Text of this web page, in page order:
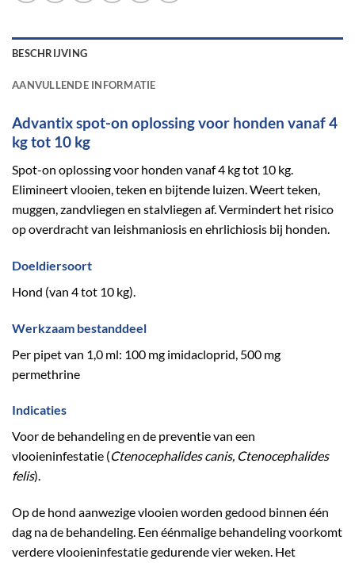
BESCHRIJVING
AANVULLENDE INFORMATIE
Advantix spot-on oplossing voor honden vanaf 4
kg tot 10 kg
Spot-on oplossing voor honden vanaf 4 kg tot 10 kg.
Elimineert vlooien, teken en bijtende luizen. Weert teken,
muggen, zandvliegen en stalvliegen af. Vermindert het risico
op overdracht van leishmaniosis en ehrlichiosis bij honden.
Doeldiersoort
Hond (van 4 tot 10 kg).
Werkzaam bestanddeel
Per pipet van 1,0 ml: 100 mg imidacloprid, 500 mg
permethrine
Indicaties
Voor de behandeling en de preventie van een
vlooieninfestatie (Ctenocephalides canis, Ctenocephalides
felis).
Op de hond aanwezige vlooien worden gedood binnen één
dag na de behandeling. Een éénmalige behandeling voorkomt
verdere vlooieninfestatie gedurende vier weken. Het